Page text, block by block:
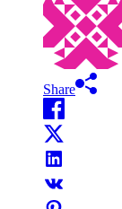
Share